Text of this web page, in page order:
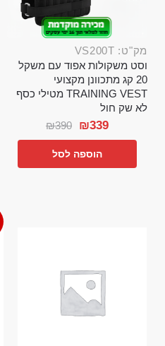
מק"ט: VS200T
וסט משקולות אפוד עם משקל
20 קג מתכוונן מקצועי
TRAINING VEST מטילי כסף
לא שק חול
₪390 ₪339
הוספה לסל